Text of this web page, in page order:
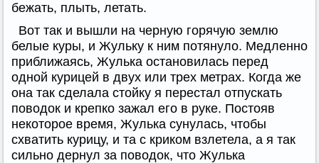
бежать, плыть, летать.
Вот так и вышли на черную горячую землю
белые куры, и Жульку к ним потянуло. Медленно
приближаясь, Жулька остановилась перед
одной курицей в двух или трех метрах. Когда же
она так сделала стойку я перестал отпускать
поводок и крепко зажал его в руке. Постояв
некоторое время, Жулька сунулась, чтобы
схватить курицу, и та с криком взлетела, а я так
сильно дернул за поводок, что Жулька